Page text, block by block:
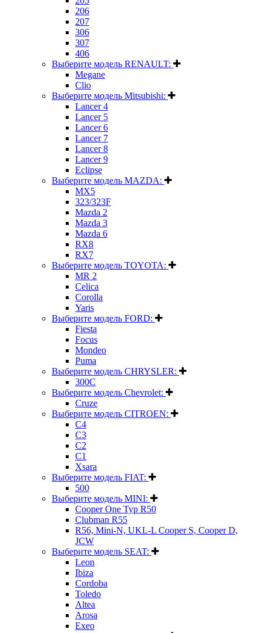
206
207
306
307
406
Выберите модель RENAULT:
Megane
Clio
Выберите модель Mitsubishi:
Lancer 4
Lancer 5
Lancer 6
Lancer 7
Lancer 8
Lancer 9
Eclipse
Выберите модель MAZDA:
MX5
323/323F
Mazda 2
Mazda 3
Mazda 6
RX8
RX7
Выберите модель TOYOTA:
MR 2
Celica
Corolla
Yaris
Выберите модель FORD:
Fiesta
Focus
Mondeo
Puma
Выберите модель CHRYSLER:
300C
Выберите модель Chevrolet:
Cruze
Выберите модель CITROEN:
C4
C3
C2
C1
Xsara
Выберите модель FIAT:
500
Выберите модель MINI:
Cooper One Typ R50
Clubman R55
R56, Mini-N, UKL-L Cooper S, Cooper D,
JCW
Выберите модель SEAT:
Leon
Ibiza
Cordoba
Toledo
Altea
Arosa
Exeo